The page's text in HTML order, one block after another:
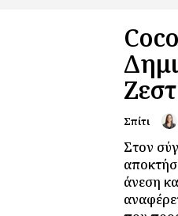
Σπίτι
Στον
άνεση